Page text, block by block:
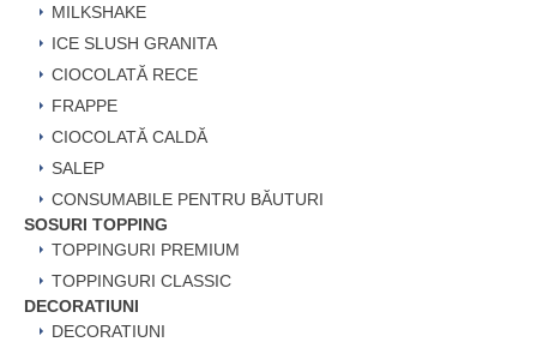
MILKSHAKE
ICE SLUSH GRANITA
CIOCOLATĂ RECE
FRAPPE
CIOCOLATĂ CALDĂ
SALEP
CONSUMABILE PENTRU BĂUTURI
SOSURI TOPPING
TOPPINGURI PREMIUM
TOPPINGURI CLASSIC
DECORATIUNI
DECORATIUNI